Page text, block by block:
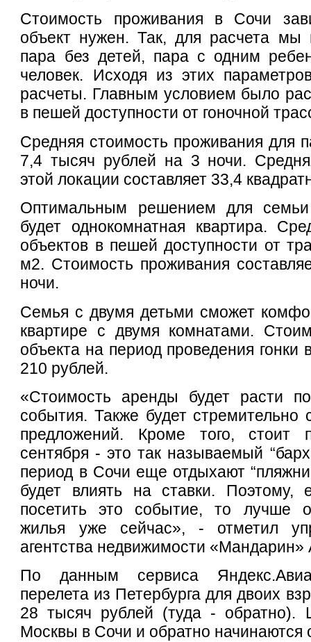
Стоимость проживания в Сочи
объект нужен. Так, для расчета мы
пара без детей, пара с одним
человек. Исходя из этих
расчеты. Главным условием было
в пешей доступности от гоночной
Средняя стоимость проживания для
7,4 тысяч рублей на 3 ночи.
этой локации составляет 33,4
Оптимальным решением для
будет однокомнатная квартира.
объектов в пешей доступности от
м2. Стоимость проживания
ночи.
Семья с двумя детьми сможет
квартире с двумя комнатами.
объекта на период проведения гонки
210 рублей.
«Стоимость аренды будет расти
события. Также будет стремительно
предложений. Кроме того, стоит
сентября - это так называемый
период в Сочи еще отдыхают
будет влиять на ставки. Поэтому,
посетить это событие, то лучше
жилья уже сейчас», - отметил
агентства недвижимости
По данным сервиса
перелета из Петербурга для двоих
28 тысяч рублей (туда - обратно).
Москвы в Сочи и обратно начинаются